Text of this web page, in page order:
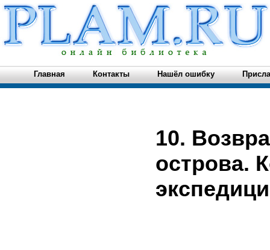
Главная Контакты Нашёл ошибку
10.
острова.